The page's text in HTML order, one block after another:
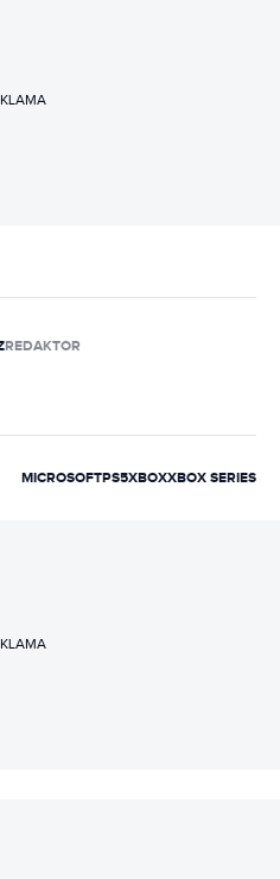
REDAKTOR
MICROSOFTPS5XBOXXBOX SERIES